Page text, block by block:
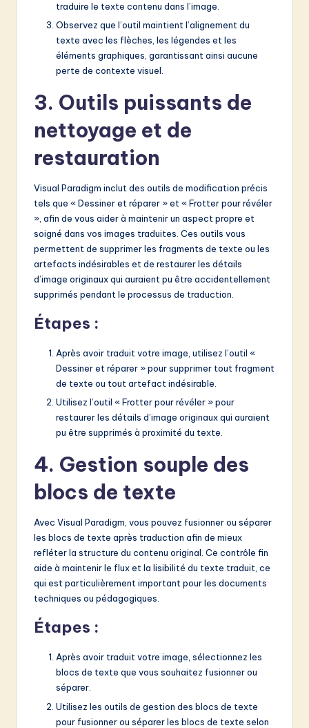
traduire le texte contenu dans l’image.
Observez que l’outil maintient l’alignement du
texte avec les flèches, les légendes et les
éléments graphiques, garantissant ainsi aucune
perte de contexte visuel.
3. Outils puissants de
nettoyage et de
restauration
Visual Paradigm inclut des outils de modification précis
tels que « Dessiner et réparer » et « Frotter pour révéler
», afin de vous aider à maintenir un aspect propre et
soigné dans vos images traduites. Ces outils vous
permettent de supprimer les fragments de texte ou les
artefacts indésirables et de restaurer les détails
d’image originaux qui auraient pu être accidentellement
supprimés pendant le processus de traduction.
Étapes :
Après avoir traduit votre image, utilisez l’outil «
Dessiner et réparer » pour supprimer tout fragment
de texte ou tout artefact indésirable.
Utilisez l’outil « Frotter pour révéler » pour
restaurer les détails d’image originaux qui auraient
pu être supprimés à proximité du texte.
4. Gestion souple des
blocs de texte
Avec Visual Paradigm, vous pouvez fusionner ou séparer
les blocs de texte après traduction afin de mieux
refléter la structure du contenu original. Ce contrôle fin
aide à maintenir le flux et la lisibilité du texte traduit, ce
qui est particulièrement important pour les documents
techniques ou pédagogiques.
Étapes :
Après avoir traduit votre image, sélectionnez les
blocs de texte que vous souhaitez fusionner ou
séparer.
Utilisez les outils de gestion des blocs de texte
pour fusionner ou séparer les blocs de texte selon